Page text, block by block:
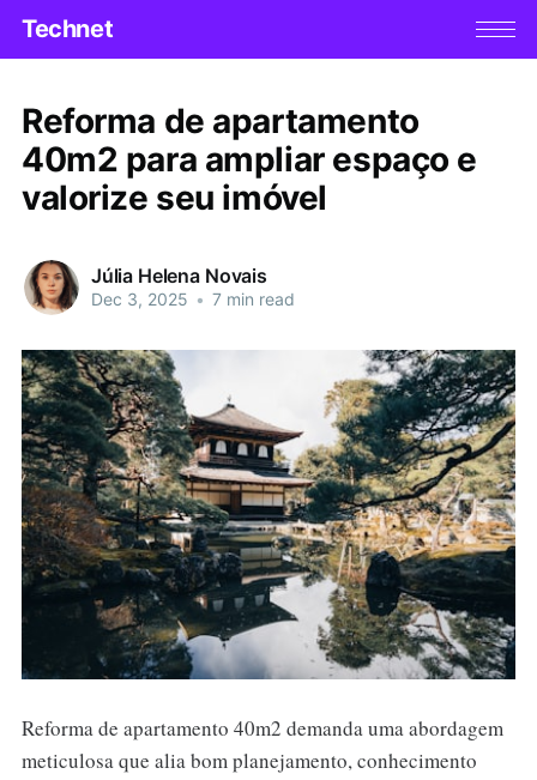
Technet
Reforma de apartamento
40m2 para ampliar espaço e
valorize seu imóvel
Júlia Helena Novais
Dec 3, 2025 • 7 min read
Reforma de apartamento 40m2 demanda uma abordagem
meticulosa que alia bom planejamento, conhecimento